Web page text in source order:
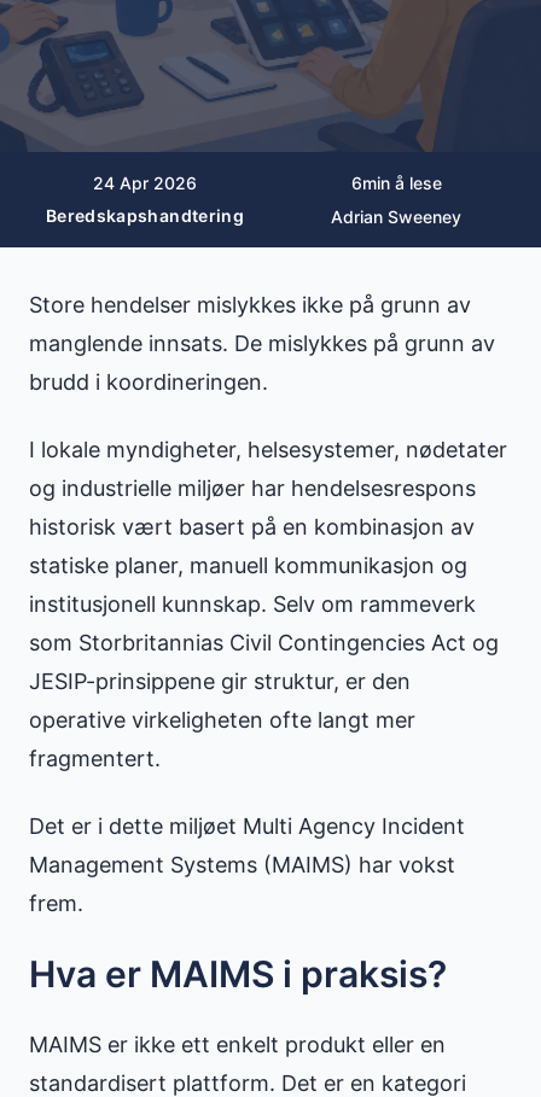
24 Apr 2026 6min å lese
Beredskapshandtering
Adrian Sweeney
Store hendelser mislykkes ikke på grunn av
manglende innsats. De mislykkes på grunn av
brudd i koordineringen.
I lokale myndigheter, helsesystemer, nødetater
og industrielle miljøer har hendelsesrespons
historisk vært basert på en kombinasjon av
statiske planer, manuell kommunikasjon og
institusjonell kunnskap. Selv om rammeverk
som Storbritannias Civil Contingencies Act og
JESIP-prinsippene gir struktur, er den
operative virkeligheten ofte langt mer
fragmentert.
Det er i dette miljøet Multi Agency Incident
Management Systems (MAIMS) har vokst
frem.
Hva er MAIMS i praksis?
MAIMS er ikke ett enkelt produkt eller en
standardisert plattform. Det er en kategori